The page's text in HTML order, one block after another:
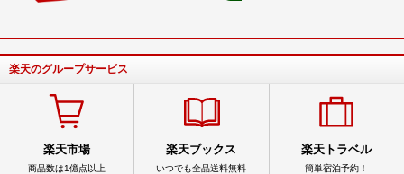
楽天のグループサービス
楽天市場
商品数は1億点以上
楽天ブックス
いつでも全品送料無料
楽天トラベル
簡単宿泊予約！